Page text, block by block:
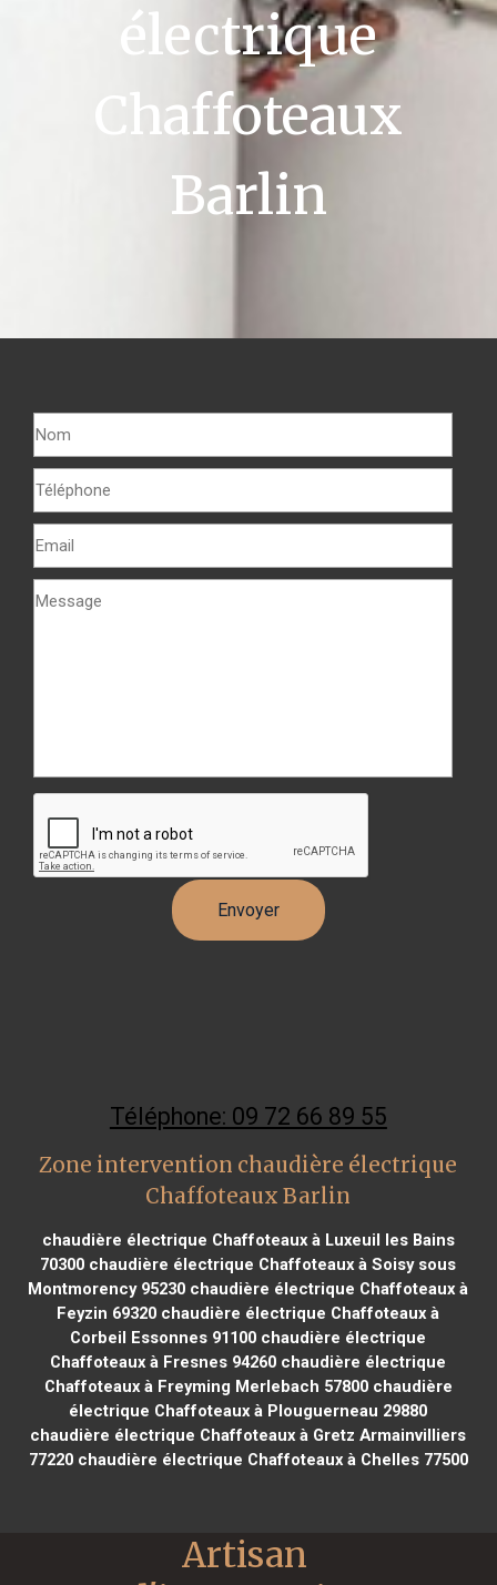
électrique
Chaffoteaux
Barlin
Téléphone: 09 72 66 89 55
Zone intervention chaudière électrique
Chaffoteaux Barlin
chaudière électrique Chaffoteaux à Luxeuil les Bains
70300 chaudière électrique Chaffoteaux à Soisy sous
Montmorency 95230 chaudière électrique Chaffoteaux à
Feyzin 69320 chaudière électrique Chaffoteaux à
Corbeil Essonnes 91100 chaudière électrique
Chaffoteaux à Fresnes 94260 chaudière électrique
Chaffoteaux à Freyming Merlebach 57800chaudière
électrique Chaffoteaux à Plouguerneau 29880
chaudière électrique Chaffoteaux à Gretz Armainvilliers
77220chaudière électrique Chaffoteaux à Chelles 77500
Artisan